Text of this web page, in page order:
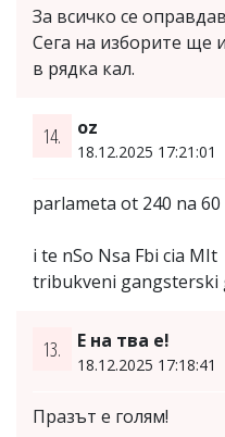
За всичко се
Сега на изборите ще
в рядка кал.
14. oz
18.12.2025 17:21:01
parlameta ot 240 na 60
i te nSo Nsa Fbi cia MIt
tribukveni gangsterski
13. Е на тва е!
18.12.2025 17:18:41
Празът е голям!